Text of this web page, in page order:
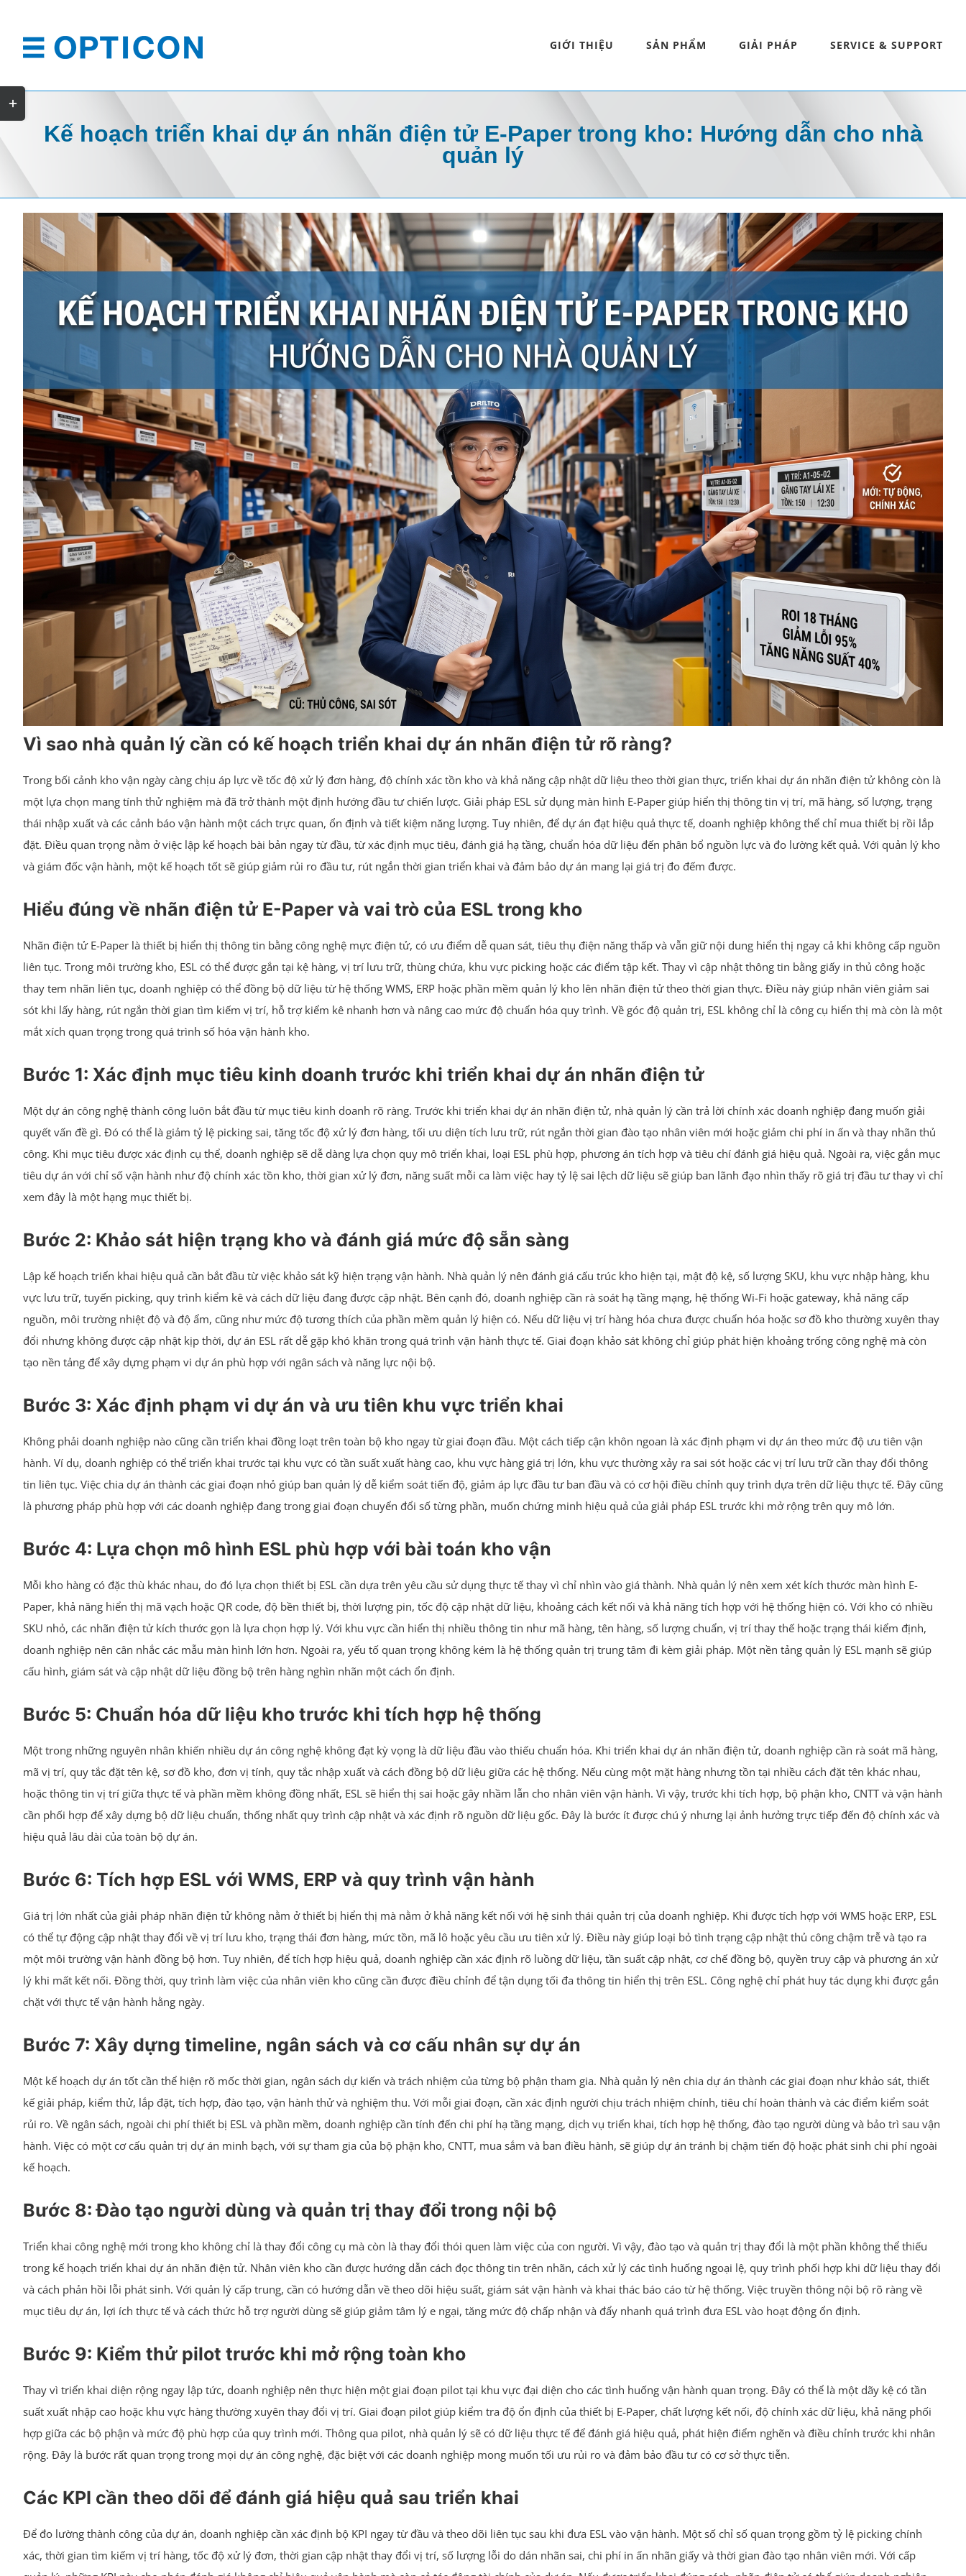
content
GIỚI THIỆU SẢN PHẨM GIẢI PHÁP SERVICE & SUPPORT
Kế hoạch triển khai dự án nhãn điện tử E-Paper trong kho: Hướng dẫn cho nhà
quản lý
Vì sao nhà quản lý cần có kế hoạch triển khai dự án nhãn điện tử rõ ràng?
Trong bối cảnh kho vận ngày càng chịu áp lực về tốc độ xử lý đơn hàng, độ chính xác tồn kho và khả năng cập nhật dữ liệu theo thời gian thực, triển khai dự án nhãn điện tử không còn là
một lựa chọn mang tính thử nghiệm mà đã trở thành một định hướng đầu tư chiến lược. Giải pháp ESL sử dụng màn hình E-Paper giúp hiển thị thông tin vị trí, mã hàng, số lượng, trạng
thái nhập xuất và các cảnh báo vận hành một cách trực quan, ổn định và tiết kiệm năng lượng. Tuy nhiên, để dự án đạt hiệu quả thực tế, doanh nghiệp không thể chỉ mua thiết bị rồi lắp
đặt. Điều quan trọng nằm ở việc lập kế hoạch bài bản ngay từ đầu, từ xác định mục tiêu, đánh giá hạ tầng, chuẩn hóa dữ liệu đến phân bổ nguồn lực và đo lường kết quả. Với quản lý kho
và giám đốc vận hành, một kế hoạch tốt sẽ giúp giảm rủi ro đầu tư, rút ngắn thời gian triển khai và đảm bảo dự án mang lại giá trị đo đếm được.
Hiểu đúng về nhãn điện tử E-Paper và vai trò của ESL trong kho
Nhãn điện tử E-Paper là thiết bị hiển thị thông tin bằng công nghệ mực điện tử, có ưu điểm dễ quan sát, tiêu thụ điện năng thấp và vẫn giữ nội dung hiển thị ngay cả khi không cấp nguồn
liên tục. Trong môi trường kho, ESL có thể được gắn tại kệ hàng, vị trí lưu trữ, thùng chứa, khu vực picking hoặc các điểm tập kết. Thay vì cập nhật thông tin bằng giấy in thủ công hoặc
thay tem nhãn liên tục, doanh nghiệp có thể đồng bộ dữ liệu từ hệ thống WMS, ERP hoặc phần mềm quản lý kho lên nhãn điện tử theo thời gian thực. Điều này giúp nhân viên giảm sai
sót khi lấy hàng, rút ngắn thời gian tìm kiếm vị trí, hỗ trợ kiểm kê nhanh hơn và nâng cao mức độ chuẩn hóa quy trình. Về góc độ quản trị, ESL không chỉ là công cụ hiển thị mà còn là một
mắt xích quan trọng trong quá trình số hóa vận hành kho.
Bước 1: Xác định mục tiêu kinh doanh trước khi triển khai dự án nhãn điện tử
Một dự án công nghệ thành công luôn bắt đầu từ mục tiêu kinh doanh rõ ràng. Trước khi triển khai dự án nhãn điện tử, nhà quản lý cần trả lời chính xác doanh nghiệp đang muốn giải
quyết vấn đề gì. Đó có thể là giảm tỷ lệ picking sai, tăng tốc độ xử lý đơn hàng, tối ưu diện tích lưu trữ, rút ngắn thời gian đào tạo nhân viên mới hoặc giảm chi phí in ấn và thay nhãn thủ
công. Khi mục tiêu được xác định cụ thể, doanh nghiệp sẽ dễ dàng lựa chọn quy mô triển khai, loại ESL phù hợp, phương án tích hợp và tiêu chí đánh giá hiệu quả. Ngoài ra, việc gắn mục
tiêu dự án với chỉ số vận hành như độ chính xác tồn kho, thời gian xử lý đơn, năng suất mỗi ca làm việc hay tỷ lệ sai lệch dữ liệu sẽ giúp ban lãnh đạo nhìn thấy rõ giá trị đầu tư thay vì chỉ
xem đây là một hạng mục thiết bị.
Bước 2: Khảo sát hiện trạng kho và đánh giá mức độ sẵn sàng
Lập kế hoạch triển khai hiệu quả cần bắt đầu từ việc khảo sát kỹ hiện trạng vận hành. Nhà quản lý nên đánh giá cấu trúc kho hiện tại, mật độ kệ, số lượng SKU, khu vực nhập hàng, khu
vực lưu trữ, tuyến picking, quy trình kiểm kê và cách dữ liệu đang được cập nhật. Bên cạnh đó, doanh nghiệp cần rà soát hạ tầng mạng, hệ thống Wi-Fi hoặc gateway, khả năng cấp
nguồn, môi trường nhiệt độ và độ ẩm, cũng như mức độ tương thích của phần mềm quản lý hiện có. Nếu dữ liệu vị trí hàng hóa chưa được chuẩn hóa hoặc sơ đồ kho thường xuyên thay
đổi nhưng không được cập nhật kịp thời, dự án ESL rất dễ gặp khó khăn trong quá trình vận hành thực tế. Giai đoạn khảo sát không chỉ giúp phát hiện khoảng trống công nghệ mà còn
tạo nền tảng để xây dựng phạm vi dự án phù hợp với ngân sách và năng lực nội bộ.
Bước 3: Xác định phạm vi dự án và ưu tiên khu vực triển khai
Không phải doanh nghiệp nào cũng cần triển khai đồng loạt trên toàn bộ kho ngay từ giai đoạn đầu. Một cách tiếp cận khôn ngoan là xác định phạm vi dự án theo mức độ ưu tiên vận
hành. Ví dụ, doanh nghiệp có thể triển khai trước tại khu vực có tần suất xuất hàng cao, khu vực hàng giá trị lớn, khu vực thường xảy ra sai sót hoặc các vị trí lưu trữ cần thay đổi thông
tin liên tục. Việc chia dự án thành các giai đoạn nhỏ giúp ban quản lý dễ kiểm soát tiến độ, giảm áp lực đầu tư ban đầu và có cơ hội điều chỉnh quy trình dựa trên dữ liệu thực tế. Đây cũng
là phương pháp phù hợp với các doanh nghiệp đang trong giai đoạn chuyển đổi số từng phần, muốn chứng minh hiệu quả của giải pháp ESL trước khi mở rộng trên quy mô lớn.
Bước 4: Lựa chọn mô hình ESL phù hợp với bài toán kho vận
Mỗi kho hàng có đặc thù khác nhau, do đó lựa chọn thiết bị ESL cần dựa trên yêu cầu sử dụng thực tế thay vì chỉ nhìn vào giá thành. Nhà quản lý nên xem xét kích thước màn hình E-
Paper, khả năng hiển thị mã vạch hoặc QR code, độ bền thiết bị, thời lượng pin, tốc độ cập nhật dữ liệu, khoảng cách kết nối và khả năng tích hợp với hệ thống hiện có. Với kho có nhiều
SKU nhỏ, các nhãn điện tử kích thước gọn là lựa chọn hợp lý. Với khu vực cần hiển thị nhiều thông tin như mã hàng, tên hàng, số lượng chuẩn, vị trí thay thế hoặc trạng thái kiểm định,
doanh nghiệp nên cân nhắc các mẫu màn hình lớn hơn. Ngoài ra, yếu tố quan trọng không kém là hệ thống quản trị trung tâm đi kèm giải pháp. Một nền tảng quản lý ESL mạnh sẽ giúp
cấu hình, giám sát và cập nhật dữ liệu đồng bộ trên hàng nghìn nhãn một cách ổn định.
Bước 5: Chuẩn hóa dữ liệu kho trước khi tích hợp hệ thống
Một trong những nguyên nhân khiến nhiều dự án công nghệ không đạt kỳ vọng là dữ liệu đầu vào thiếu chuẩn hóa. Khi triển khai dự án nhãn điện tử, doanh nghiệp cần rà soát mã hàng,
mã vị trí, quy tắc đặt tên kệ, sơ đồ kho, đơn vị tính, quy tắc nhập xuất và cách đồng bộ dữ liệu giữa các hệ thống. Nếu cùng một mặt hàng nhưng tồn tại nhiều cách đặt tên khác nhau,
hoặc thông tin vị trí giữa thực tế và phần mềm không đồng nhất, ESL sẽ hiển thị sai hoặc gây nhầm lẫn cho nhân viên vận hành. Vì vậy, trước khi tích hợp, bộ phận kho, CNTT và vận hành
cần phối hợp để xây dựng bộ dữ liệu chuẩn, thống nhất quy trình cập nhật và xác định rõ nguồn dữ liệu gốc. Đây là bước ít được chú ý nhưng lại ảnh hưởng trực tiếp đến độ chính xác và
hiệu quả lâu dài của toàn bộ dự án.
Bước 6: Tích hợp ESL với WMS, ERP và quy trình vận hành
Giá trị lớn nhất của giải pháp nhãn điện tử không nằm ở thiết bị hiển thị mà nằm ở khả năng kết nối với hệ sinh thái quản trị của doanh nghiệp. Khi được tích hợp với WMS hoặc ERP, ESL
có thể tự động cập nhật thay đổi về vị trí lưu kho, trạng thái đơn hàng, mức tồn, mã lô hoặc yêu cầu ưu tiên xử lý. Điều này giúp loại bỏ tình trạng cập nhật thủ công chậm trễ và tạo ra
một môi trường vận hành đồng bộ hơn. Tuy nhiên, để tích hợp hiệu quả, doanh nghiệp cần xác định rõ luồng dữ liệu, tần suất cập nhật, cơ chế đồng bộ, quyền truy cập và phương án xử
lý khi mất kết nối. Đồng thời, quy trình làm việc của nhân viên kho cũng cần được điều chỉnh để tận dụng tối đa thông tin hiển thị trên ESL. Công nghệ chỉ phát huy tác dụng khi được gắn
chặt với thực tế vận hành hằng ngày.
Bước 7: Xây dựng timeline, ngân sách và cơ cấu nhân sự dự án
Một kế hoạch dự án tốt cần thể hiện rõ mốc thời gian, ngân sách dự kiến và trách nhiệm của từng bộ phận tham gia. Nhà quản lý nên chia dự án thành các giai đoạn như khảo sát, thiết
kế giải pháp, kiểm thử, lắp đặt, tích hợp, đào tạo, vận hành thử và nghiệm thu. Với mỗi giai đoạn, cần xác định người chịu trách nhiệm chính, tiêu chí hoàn thành và các điểm kiểm soát
rủi ro. Về ngân sách, ngoài chi phí thiết bị ESL và phần mềm, doanh nghiệp cần tính đến chi phí hạ tầng mạng, dịch vụ triển khai, tích hợp hệ thống, đào tạo người dùng và bảo trì sau vận
hành. Việc có một cơ cấu quản trị dự án minh bạch, với sự tham gia của bộ phận kho, CNTT, mua sắm và ban điều hành, sẽ giúp dự án tránh bị chậm tiến độ hoặc phát sinh chi phí ngoài
kế hoạch.
Bước 8: Đào tạo người dùng và quản trị thay đổi trong nội bộ
Triển khai công nghệ mới trong kho không chỉ là thay đổi công cụ mà còn là thay đổi thói quen làm việc của con người. Vì vậy, đào tạo và quản trị thay đổi là một phần không thể thiếu
trong kế hoạch triển khai dự án nhãn điện tử. Nhân viên kho cần được hướng dẫn cách đọc thông tin trên nhãn, cách xử lý các tình huống ngoại lệ, quy trình phối hợp khi dữ liệu thay đổi
và cách phản hồi lỗi phát sinh. Với quản lý cấp trung, cần có hướng dẫn về theo dõi hiệu suất, giám sát vận hành và khai thác báo cáo từ hệ thống. Việc truyền thông nội bộ rõ ràng về
mục tiêu dự án, lợi ích thực tế và cách thức hỗ trợ người dùng sẽ giúp giảm tâm lý e ngại, tăng mức độ chấp nhận và đẩy nhanh quá trình đưa ESL vào hoạt động ổn định.
Bước 9: Kiểm thử pilot trước khi mở rộng toàn kho
Thay vì triển khai diện rộng ngay lập tức, doanh nghiệp nên thực hiện một giai đoạn pilot tại khu vực đại diện cho các tình huống vận hành quan trọng. Đây có thể là một dãy kệ có tần
suất xuất nhập cao hoặc khu vực hàng thường xuyên thay đổi vị trí. Giai đoạn pilot giúp kiểm tra độ ổn định của thiết bị E-Paper, chất lượng kết nối, độ chính xác dữ liệu, khả năng phối
hợp giữa các bộ phận và mức độ phù hợp của quy trình mới. Thông qua pilot, nhà quản lý sẽ có dữ liệu thực tế để đánh giá hiệu quả, phát hiện điểm nghẽn và điều chỉnh trước khi nhân
rộng. Đây là bước rất quan trọng trong mọi dự án công nghệ, đặc biệt với các doanh nghiệp mong muốn tối ưu rủi ro và đảm bảo đầu tư có cơ sở thực tiễn.
Các KPI cần theo dõi để đánh giá hiệu quả sau triển khai
Để đo lường thành công của dự án, doanh nghiệp cần xác định bộ KPI ngay từ đầu và theo dõi liên tục sau khi đưa ESL vào vận hành. Một số chỉ số quan trọng gồm tỷ lệ picking chính
xác, thời gian tìm kiếm vị trí hàng, tốc độ xử lý đơn, thời gian cập nhật thay đổi vị trí, số lượng lỗi do dán nhãn sai, chi phí in ấn nhãn giấy và thời gian đào tạo nhân viên mới. Với cấp
Toggle
Sliding
Area